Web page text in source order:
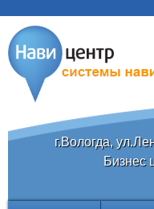
г.Вологда,
Бизнес